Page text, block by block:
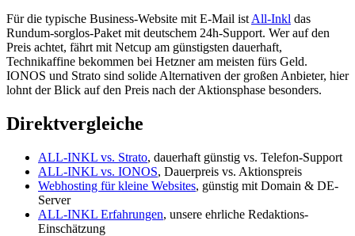
Für die typische Business-Website mit E-Mail ist All-Inkl das
Rundum-sorglos-Paket mit deutschem 24h-Support. Wer auf den
Preis achtet, fährt mit Netcup am günstigsten dauerhaft,
Technikaffine bekommen bei Hetzner am meisten fürs Geld.
IONOS und Strato sind solide Alternativen der großen Anbieter, hier
lohnt der Blick auf den Preis nach der Aktionsphase besonders.
Direktvergleiche
ALL-INKL vs. Strato, dauerhaft günstig vs. Telefon-Support
ALL-INKL vs. IONOS, Dauerpreis vs. Aktionspreis
Webhosting für kleine Websites, günstig mit Domain & DE-
Server
ALL-INKL Erfahrungen, unsere ehrliche Redaktions-
Einschätzung